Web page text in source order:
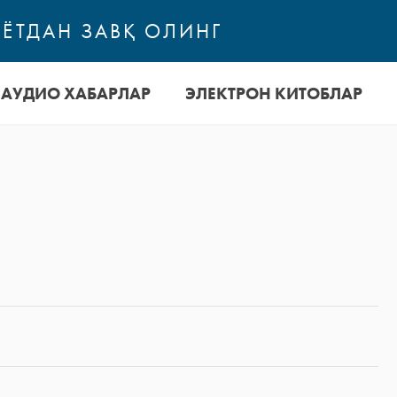
ЗАВҚ ОЛИНГ
АУДИО ХАБАРЛАР ЭЛЕКТРОН КИТОБЛАР